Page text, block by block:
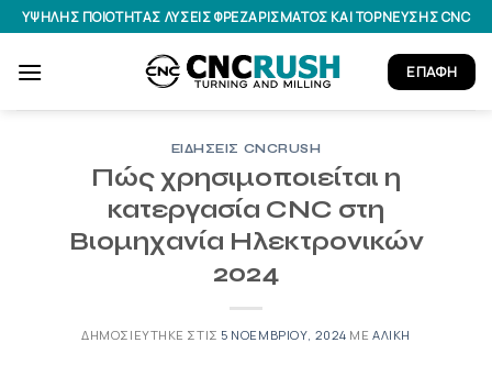
Μετάβαση
στο
περιεχόμενο
ΥΨΗΛΉΣ ΠΟΙΌΤΗΤΑΣ ΛΎΣΕΙΣ ΦΡΕΖΑΡΊΣΜΑΤΟΣ ΚΑΙ ΤΌΡΝΕΥΣΗΣ CNC
ΕΠΑΦΉ
ΕΙΔΉΣΕΙΣ CNCRUSH
Πώς χρησιμοποιείται η
κατεργασία CNC στη
Βιομηχανία Ηλεκτρονικών
2024
ΔΗΜΟΣΙΕΎΤΗΚΕ ΣΤΙΣ 5 ΝΟΕΜΒΡΊΟΥ, 2024 ΜΕΑΛΊΚΗ